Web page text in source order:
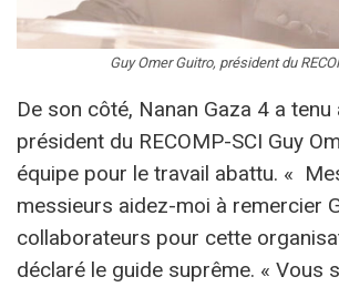
Guy Omer Guitro, président du
De son côté, Nanan Gaza 4 a
président du RECOMP-SCI Guy
équipe pour le travail abattu. «
messieurs aidez-moi à remercier
collaborateurs pour cette
déclaré le guide suprême. « Vous